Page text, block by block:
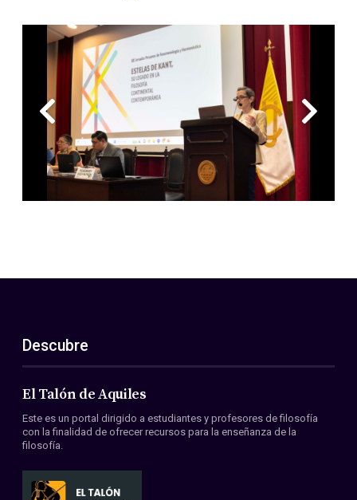
Descubre
El Talón de Aquiles
Este es un portal dirigido a estudiantes y profesores de filosofía
con la finalidad de ofrecer recursos para la enseñanza de la
filosofía.